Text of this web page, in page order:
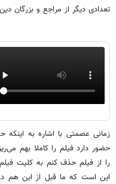
تعدادی دیگر از مراجع و بزرگان
زمانی عصمتی با اشاره به اینکه
حضور دارد فیلم را کاملا بهم
را از فیلم حذف کنم به کلیت
این است که ما قبل از این هم